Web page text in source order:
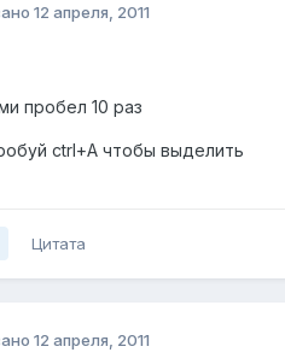
12 апреля, 2011
пробел 10 раз
ctrl+А чтобы выделить
Цитата
12 апреля, 2011